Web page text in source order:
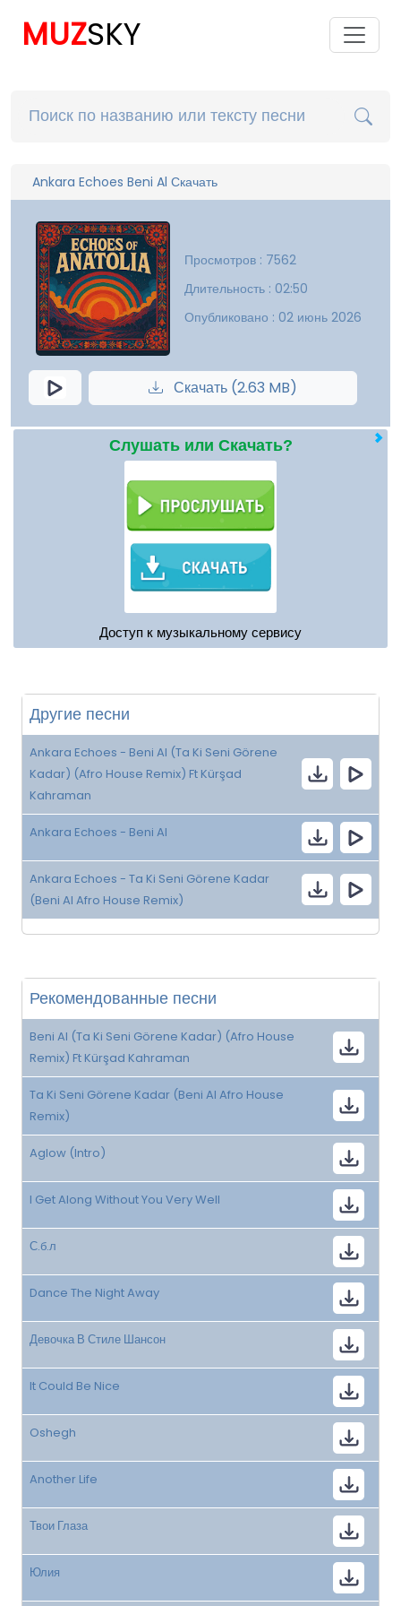
MUZSKY
Ankara Echoes Beni Al Скачать
Просмотров : 7562
Длительность : 02:50
Опубликовано : 02 июнь 2026
Скачать (2.63 MB)
Слушать или Скачать?
Доступ к музыкальному сервису
Другие песни
Ankara Echoes - Beni Al (Ta Ki Seni Görene
Kadar) (Afro House Remix) Ft Kürşad
Kahraman
Ankara Echoes - Beni Al
Ankara Echoes - Ta Ki Seni Görene Kadar
(Beni Al Afro House Remix)
Рекомендованные песни
Beni Al (Ta Ki Seni Görene Kadar) (Afro House
Remix) Ft Kürşad Kahraman
Ta Ki Seni Görene Kadar (Beni Al Afro House
Remix)
Aglow (Intro)
I Get Along Without You Very Well
С.б.л
Dance The Night Away
Девочка В Стиле Шансон
It Could Be Nice
Oshegh
Another Life
Твои Глаза
Юлия